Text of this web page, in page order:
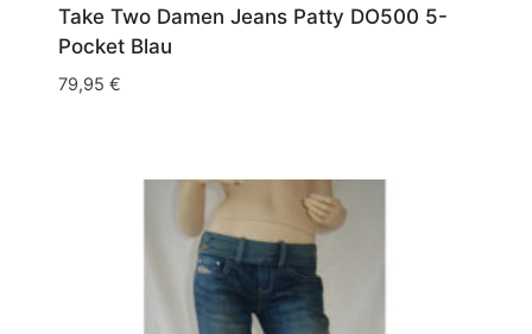
Take Two Damen Jeans Patty DO500 5-
Pocket Blau
79,95 €